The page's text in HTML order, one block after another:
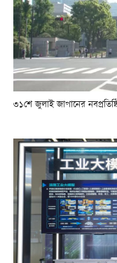
৩১শে জুলাই জাপানের